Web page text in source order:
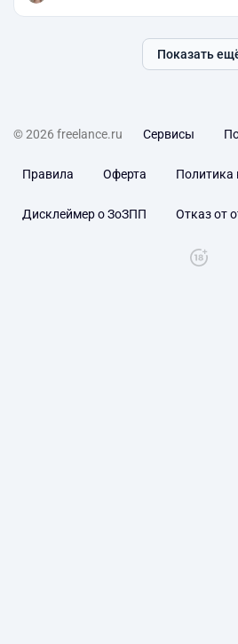
Показать
© 2026 freelance.ru Сервисы
Правила Оферта Политика
Дисклеймер о ЗоЗПП Отказ от